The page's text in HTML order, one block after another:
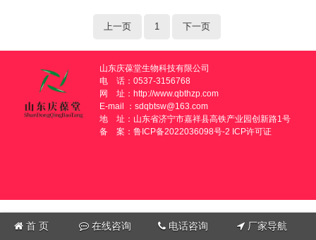
上一页 1 下一页
山东庆葆堂生物科技有限公司
电 话：0537-3156768
网 址：http://www.qbthzp.com
E-mail ：sdqbtsw@163.com
地 址：山东省济宁市嘉祥县高铁产业园创新路1号
备 案：鲁ICP备2022036098号-2 ICP许可证
首 页 在线咨询 电话咨询 厂家导航